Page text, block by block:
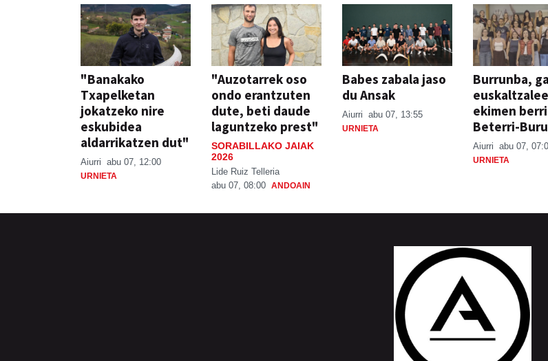
"Banakako
Txapelketan
jokatzeko nire
eskubidea
aldarrikatzen dut"
Aiurri abu 07, 12:00
URNIETA
"Auzotarrek oso
ondo erantzuten
dute, beti daude
laguntzeko prest"
SORABILLAKO JAIAK
2026
Lide Ruiz Telleria
abu 07, 08:00 ANDOAIN
Babes zabala jaso
du Ansak
Aiurri abu 07, 13:55
URNIETA
Burrunba,
ekimen
Beterri-
Aiurri abu 07,
URNIETA